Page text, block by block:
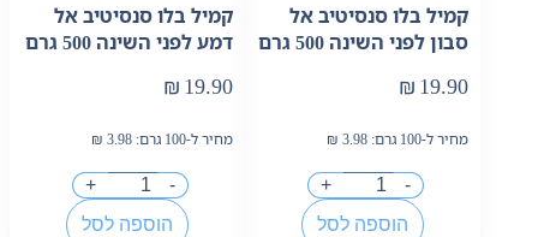
קמיל בלו סנסיטיב אל
סבון לפני השינה 500 גרם
₪ 19.90
מחיר ל-100 גרם: ₪ 3.98
-
+
הוספה לסל
קמיל בלו סנסיטיב אל
דמע לפני השינה 500 גרם
₪ 19.90
מחיר ל-100 גרם: ₪ 3.98
-
+
הוספה לסל